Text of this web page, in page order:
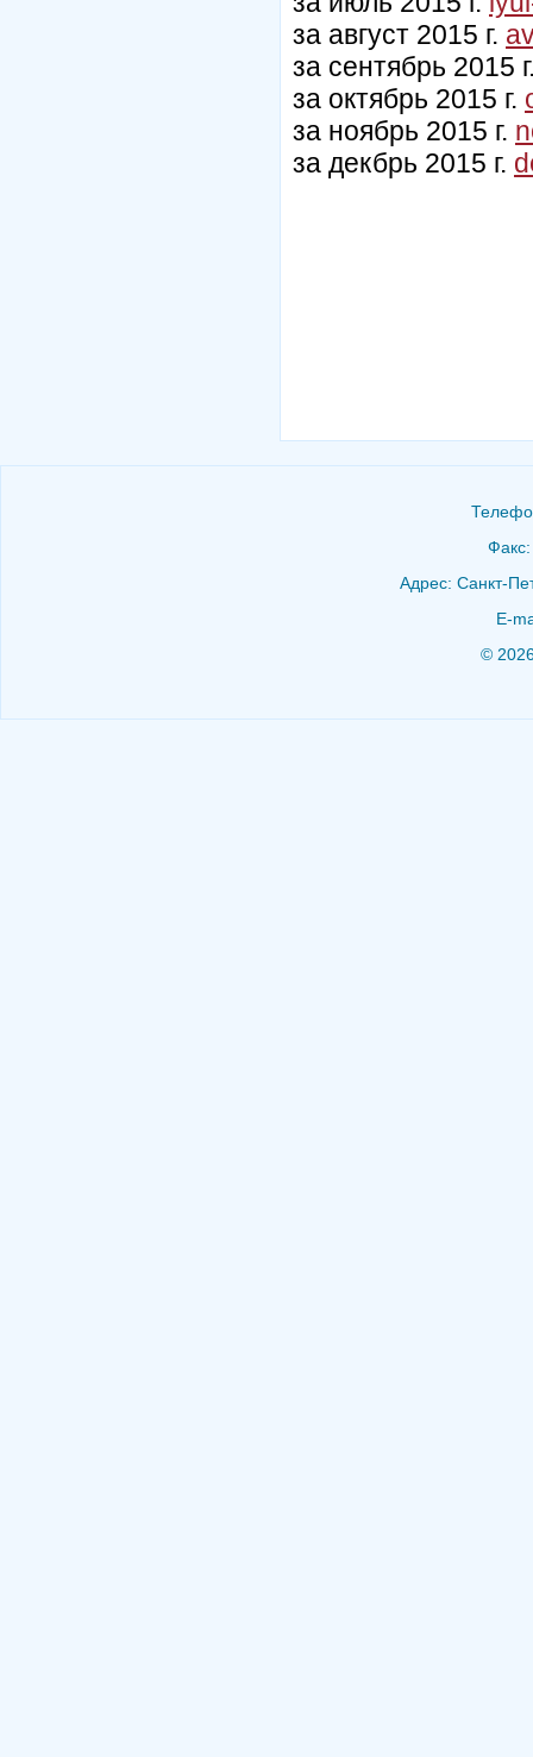
за август 2015 г.
за сентябрь 2015
за октябрь 2015 г.
за ноябрь 2015 г.
за декбрь 2015 г.
Адрес: Санкт-
E-
©